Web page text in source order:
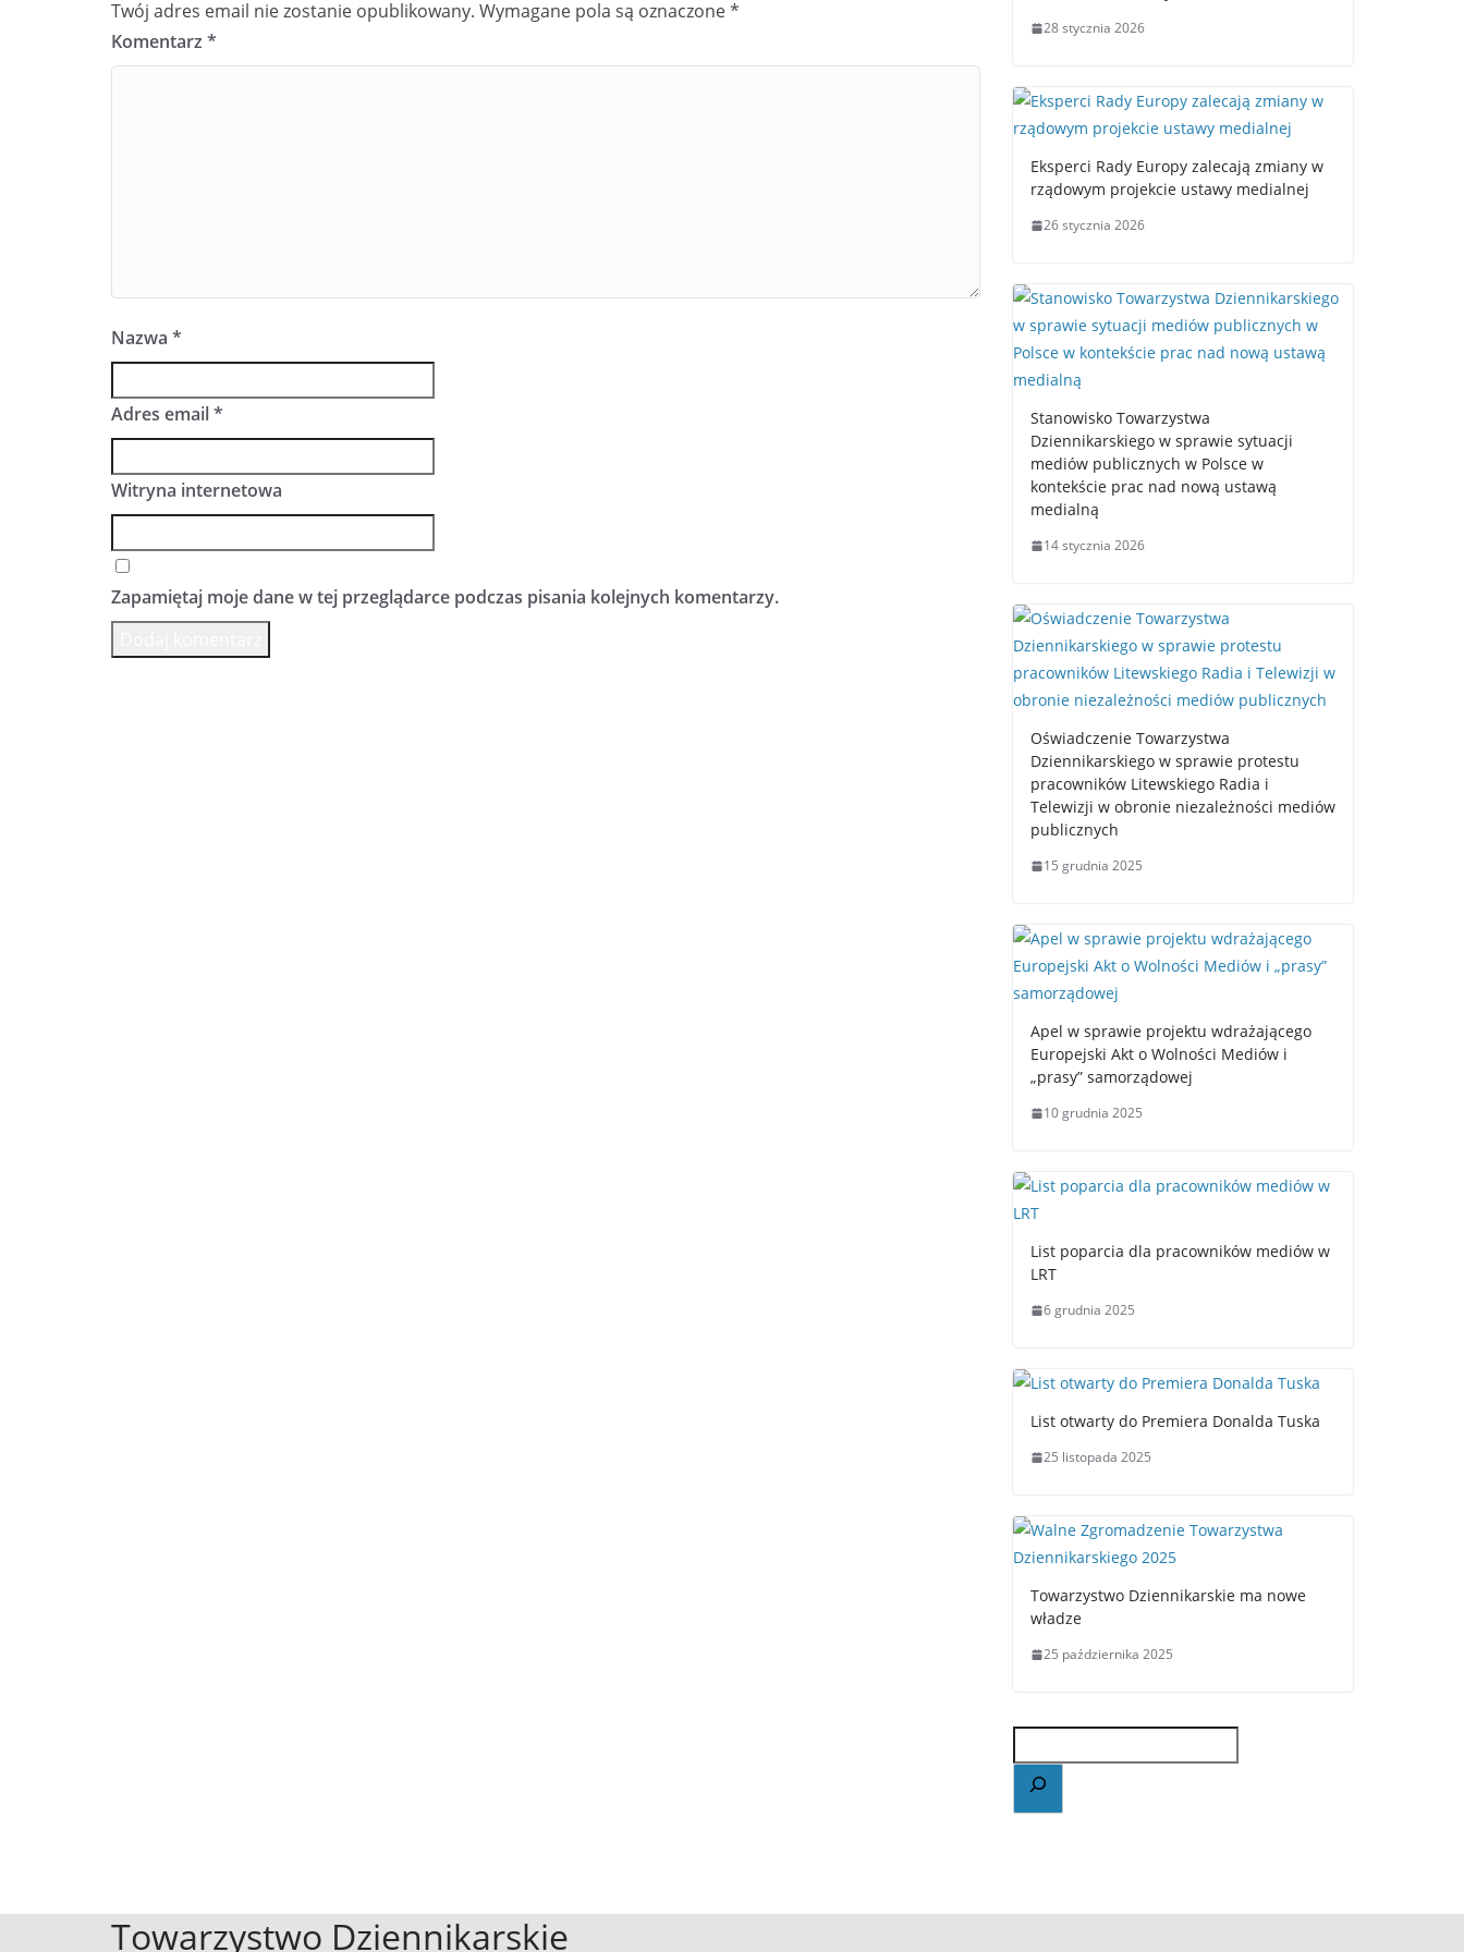
Twój adres email nie zostanie opublikowany. Wymagane pola są oznaczone*
Komentarz *
Nazwa *
Adres email*
Witryna internetowa
Zapamiętaj moje dane w tej przeglądarce podczas pisania kolejnych komentarzy.
28 stycznia 2026
Eksperci Rady Europy zalecają zmiany w
rządowym projekcie ustawy medialnej
26 stycznia 2026
Stanowisko Towarzystwa
Dziennikarskiego w sprawie sytuacji
mediów publicznych w Polsce w
kontekście prac nad nową ustawą
medialną
14 stycznia 2026
Oświadczenie Towarzystwa
Dziennikarskiego w sprawie protestu
pracowników Litewskiego Radia i
Telewizji w obronie niezależności mediów
publicznych
15 grudnia 2025
Apel w sprawie projektu wdrażającego
Europejski Akt o Wolności Mediów i
„prasy” samorządowej
10 grudnia 2025
List poparcia dla pracowników mediów w
LRT
6 grudnia 2025
List otwarty do Premiera Donalda Tuska
25 listopada 2025
Towarzystwo Dziennikarskie ma nowe
władze
25 października 2025
Towarzystwo Dziennikarskie